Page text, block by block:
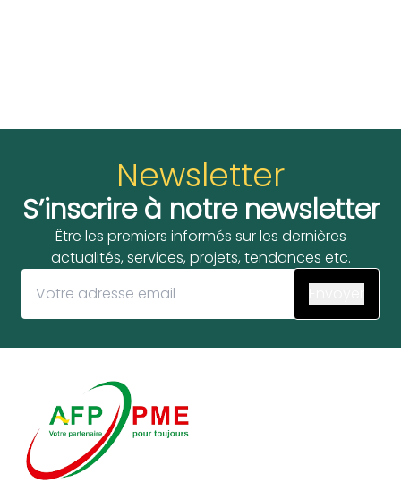
Newsletter
S’inscrire à notre newsletter
Être les premiers informés sur les dernières
actualités, services, projets, tendances etc.